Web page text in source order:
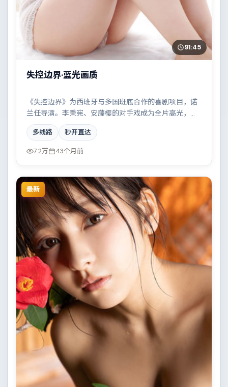
91:45
失控边界·蓝光画质
《失控边界》为西班牙与多国班底合作的喜剧项目，诺
兰任导演。李秉宪、安藤樱的对手戏成为全片高光，两
条时间线交错推进，真相直至最后一刻揭晓。配乐与摄
影风格统一，具备院线质感。
多线路 秒开直达
7.2万 43个月前
最新